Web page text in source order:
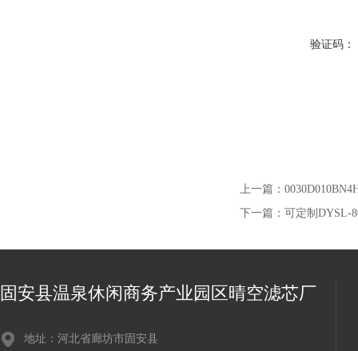
验证码：
上一篇：
下一篇： 可定制DYSL-
固安县温泉休闲商务产业园区晴空滤芯厂
地址：河北省廊坊市固安县